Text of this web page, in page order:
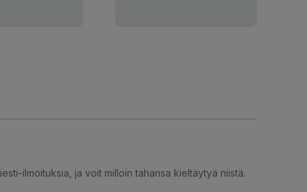
ilmoituksia, ja voit milloin tahansa kieltäytyä niistä.